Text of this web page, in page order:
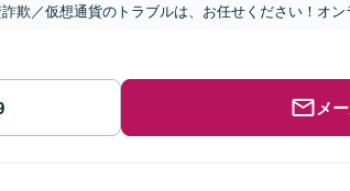
欺／仮想通貨のトラブルは、お任せください！オン
メ